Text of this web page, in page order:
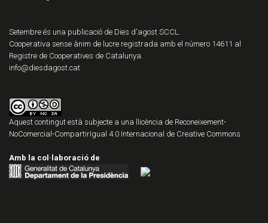
Setembre és una publicació de Dies d'agost SCCL.
Cooperativa sense ànim de lucre registrada amb el número 14611 al
Registre de Cooperatives de Catalunya.
info@diesdagost.cat
Aquest contingut està subjecte a una llicència de Reconeixement-
NoComercial-CompartirIgual 4.0 Internacional de Creative Commons
Amb la col·laboració de